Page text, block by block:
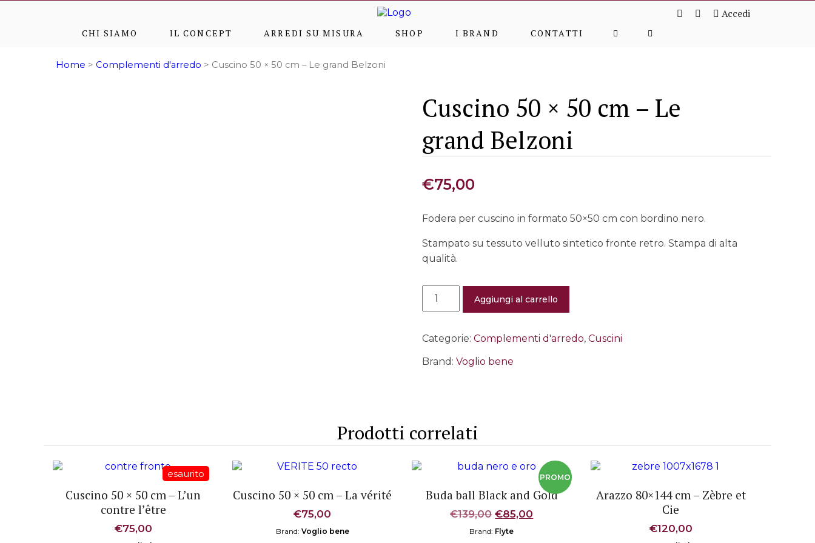
Accedi
CHI SIAMO IL CONCEPT ARREDI SU MISURA SHOP I BRAND CONTATTI
Home > Complementi d'arredo > Cuscino 50 × 50 cm – Le grand Belzoni
Cuscino 50 × 50 cm – Le
grand Belzoni
€75,00
Fodera per cuscino in formato 50×50 cm con bordino nero.
Stampato su tessuto velluto sintetico fronte retro. Stampa di alta
qualità.
×
cm
Le
Aggiungi al carrello
Categorie: Complementi d'arredo, Cuscini
Brand: Voglio bene
Prodotti correlati
Cuscino 50 × 50 cm – L’un
contre l’être
€75,00
Cuscino 50 × 50 cm – La vérité
€75,00
Brand: Voglio bene
Buda ball Black and Gold
€139,00 Il
prezzo
originale
€85,00
Brand: Flyte
Arazzo 80×144 cm – Zèbre et
Cie
€120,00